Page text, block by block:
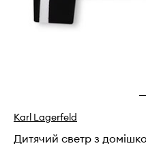
Karl Lagerfeld
Дитячий светр з